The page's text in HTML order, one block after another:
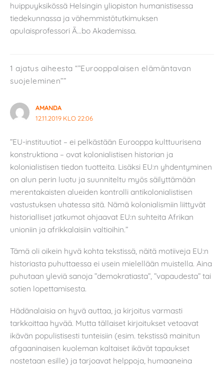
huippuyksikössä Helsingin yliopiston humanistisessa
tiedekunnassa ja vähemmistötutkimuksen
apulaisprofessori Ã…bo Akademissa.
1 ajatus aiheesta “”Eurooppalaisen elämäntavan
suojeleminen””
AMANDA
12.11.2019 KLO 22:06
”EU-instituutiot – ei pelkästään Eurooppa kulttuurisena
konstruktiona – ovat kolonialistisen historian ja
kolonialistisen tiedon tuotteita. Lisäksi EU:n yhdentyminen
on alun perin luotu ja suunniteltu myös säilyttämään
merentakaisten alueiden kontrolli antikolonialistisen
vastustuksen uhatessa sitä. Nämä kolonialismiin liittyvät
historialliset jatkumot ohjaavat EU:n suhteita Afrikan
unioniin ja afrikkalaisiin valtioihin.”
Tämä oli oikein hyvä kohta tekstissä, näitä motiiveja EU:n
historiasta puhuttaessa ei usein mielellään muistella. Aina
puhutaan yleviä sanoja ”demokratiasta”, ”vapaudesta” tai
sotien lopettamisesta.
Hädänalaisia on hyvä auttaa, ja kirjoitus varmasti
tarkkoittaa hyvää. Mutta tällaiset kirjoitukset vetoavat
ikävän populistisesti tunteisiin (esim. tekstissä mainitun
afgaaninaisen kuoleman kaltaiset ikävät tapaukset
nostetaan esille) ja tarjoavat helppoja, humaaneina